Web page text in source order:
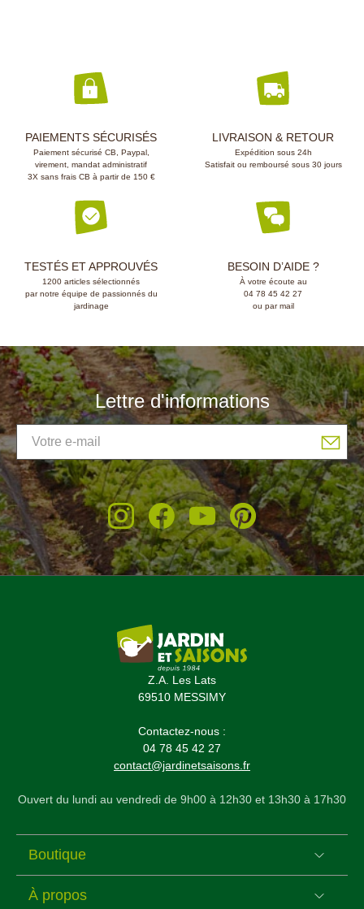
PAIEMENTS SÉCURISÉS
Paiement sécurisé CB, Paypal,
virement, mandat administratif
3X sans frais CB à partir de 150 €
LIVRAISON & RETOUR
Expédition sous 24h
Satisfait ou remboursé sous 30 jours
TESTÉS ET APPROUVÉS
1200 articles sélectionnés
par notre équipe de passionnés du
jardinage
BESOIN D’AIDE ?
À votre écoute au
04 78 45 42 27
ou par mail
Lettre d'informations
Z.A. Les Lats
69510 MESSIMY
Contactez-nous :
04 78 45 42 27
contact@jardinetsaisons.fr
Ouvert du lundi au vendredi de 9h00 à 12h30 et 13h30 à 17h30
Boutique
À propos